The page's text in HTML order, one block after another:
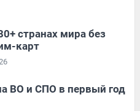
странах мира без
карт
ВО и СПО в первый год